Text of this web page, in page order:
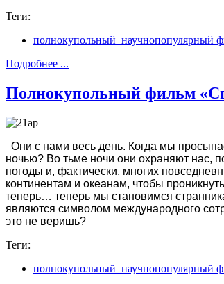
Теги:
полнокупольный_научнопопулярный
Подробнее ...
Полнокупольный фильм
Они с нами весь день. Когда мы
ночью? Во тьме ночи они охраняют нас,
погоды и, фактически, многих
континентам и океанам, чтобы
теперь… теперь мы становимся
являются символом международного
это не веришь?
Теги:
полнокупольный_научнопопулярный